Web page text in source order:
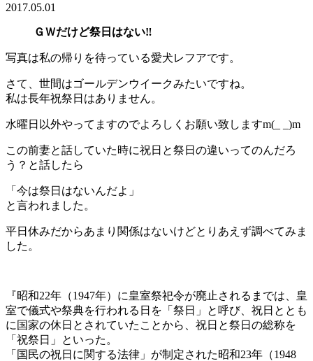
2017.05.01
ＧＷだけど祭日はない‼️
写真は私の帰りを待っている愛犬レフアです。
さて、世間はゴールデンウイークみたいですね。
私は長年祝祭日はありません。
水曜日以外やってますのでよろしくお願い致しますm(_ _)m
この前妻と話していた時に祝日と祭日の違いってのんだろ
う？と話したら
「今は祭日はないんだよ」
と言われました。
平日休みだからあまり関係はないけどとりあえず調べてみま
した。
『昭和22年（1947年）に皇室祭祀令が廃止されるまでは、皇
室で儀式や祭典を行われる日を「祭日」と呼び、祝日ととも
に国家の休日とされていたことから、祝日と祭日の総称を
「祝祭日」といった。
「国民の祝日に関する法律」が制定された昭和23年（1948